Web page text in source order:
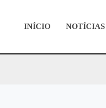
INÍCIO NOTÍCIAS